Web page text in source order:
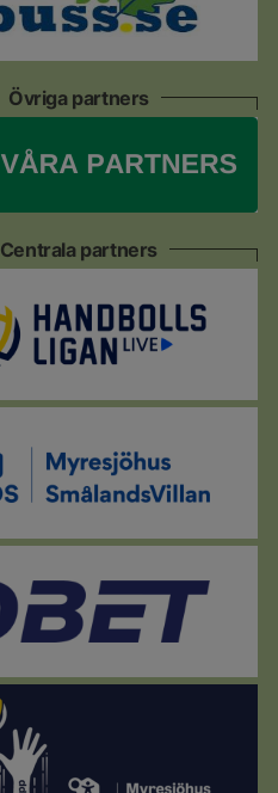
Övriga partners
Centrala partners